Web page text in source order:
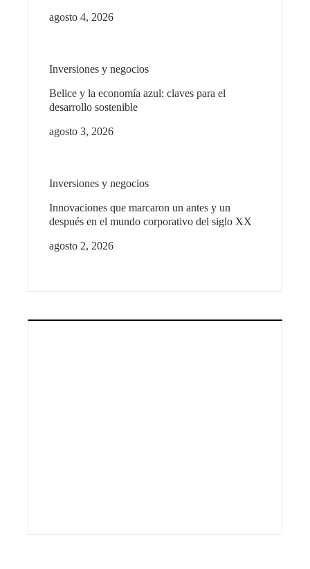
agosto 4, 2026
Inversiones y negocios
Belice y la economía azul: claves para el
desarrollo sostenible
agosto 3, 2026
Inversiones y negocios
Innovaciones que marcaron un antes y un
después en el mundo corporativo del siglo XX
agosto 2, 2026